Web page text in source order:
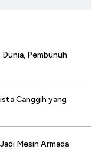
Pembunuh
Canggih yang
Mesin Armada